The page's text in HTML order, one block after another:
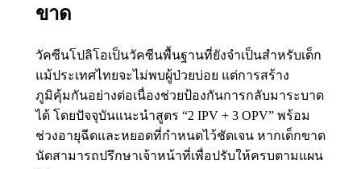
ขาด
วัคซีนโปลิโอเป็นวัคซีนพื้นฐานที่ยังจำเป็นสำหรับเด็ก
แม้ประเทศไทยจะไม่พบผู้ป่วยบ่อย แต่การสร้าง
ภูมิคุ้มกันอย่างต่อเนื่องช่วยป้องกันการกลับมาระบาด
ได้ โดยปัจจุบันแนะนำสูตร “2 IPV + 3 OPV” พร้อม
ช่วงอายุฉีดและหยอดที่กำหนดไว้ชัดเจน หากเด็กขาด
นัดสามารถปรึกษาเจ้าหน้าที่เพื่อปรับให้ครบตามแผน